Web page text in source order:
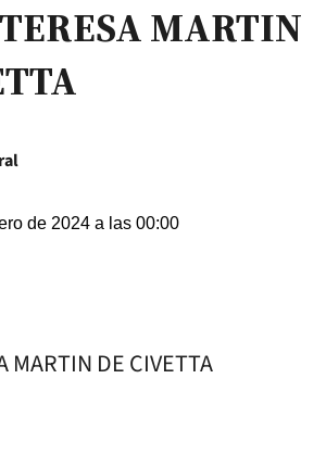
MARTIN
de 2024 a las 00:00
MARTIN DE CIVETTA